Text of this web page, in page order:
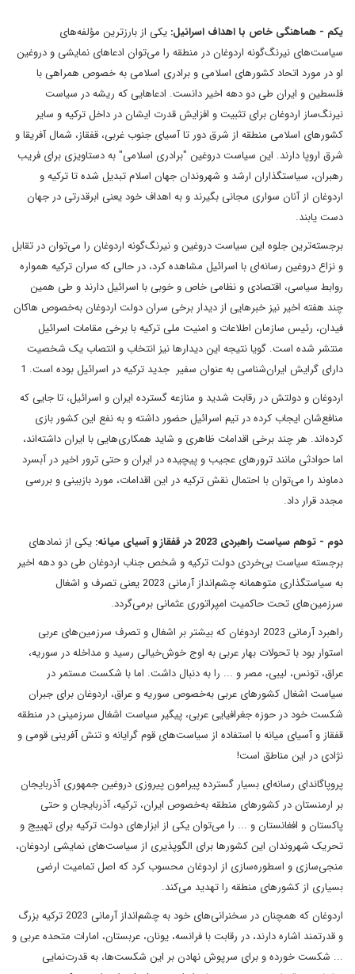
یکم - هماهنگی خاص با اهداف اسرائیل: یکی از بارزترین مؤلفه‌های
سیاست‌های نیرنگ‌گونه اردوغان در منطقه را می‌توان ادعاهای نمایشی و دروغین
او در مورد اتحاد کشورهای اسلامی و برادری اسلامی به خصوص همراهی با
فلسطین و ایران طی دو دهه اخیر دانست. ادعاهایی که ریشه در سیاست
نیرنگ‌ساز اردوغان برای تثبیت و افزایش قدرت ایشان در داخل ترکیه و سایر
کشورهای اسلامی منطقه از شرق دور تا آسیای جنوب غربی، قفقاز، شمال آفریقا و
شرق اروپا دارند. این سیاست دروغین "برادری اسلامی" به دستاویزی برای فریب
رهبران، سیاستگذاران ارشد و شهروندان جهان اسلام تبدیل شده تا ترکیه و
اردوغان از آنان سواری مجانی بگیرند و به اهداف خود یعنی ابرقدرتی در جهان
دست یابند.
برجسته‌ترین جلوه این سیاست دروغین و نیرنگ‌گونه اردوغان را می‌توان در تقابل
و نزاع دروغین رسانه‌ای با اسرائیل مشاهده کرد، در حالی که سران ترکیه همواره
روابط سیاسی، اقتصادی و نظامی خاص و خوبی با اسرائیل دارند و طی همین
چند هفته اخیر نیز خبرهایی از دیدار برخی سران دولت اردوغان به‌خصوص هاکان
فیدان، رئیس سازمان اطلاعات و امنیت ملی ترکیه با برخی مقامات اسرائیل
منتشر شده است. گویا نتیجه این دیدارها نیز انتخاب و انتصاب یک شخصیت
دارای گرایش ایران‌شناسی به عنوان سفیر جدید ترکیه در اسرائیل بوده است. 1
اردوغان و دولتش در رقابت شدید و منازعه گسترده ایران و اسرائیل، تا جایی که
منافع‌شان ایجاب کرده در تیم اسرائیل حضور داشته و به نفع این کشور بازی
کرده‌اند. هر چند برخی اقدامات ظاهری و شاید همکاری‌هایی با ایران داشته‌اند،
اما حوادثی مانند ترورهای عجیب و پیچیده در ایران و حتی ترور اخیر در آبسرد
دماوند را می‌توان با احتمال نقش ترکیه در این اقدامات، مورد بازبینی و بررسی
مجدد قرار داد.
دوم - توهم سیاست راهبردی 2023 در قفقاز و آسیای میانه:
یکی از نمادهای
برجسته سیاست بی‌خردی دولت ترکیه و شخص جناب اردوغان طی دو دهه اخیر
به سیاستگذاری متوهمانه چشم‌انداز آرمانی 2023 یعنی تصرف و اشغال
سرزمین‌های تحت حاکمیت امپراتوری عثمانی برمی‌گردد.
راهبرد آرمانی 2023 اردوغان که بیشتر بر اشغال و تصرف سرزمین‌های عربی
استوار بود با تحولات بهار عربی به اوج خوش‌خیالی رسید و مداخله در سوریه،
عراق، تونس، لیبی، مصر و ... را به دنبال داشت. اما با شکست مستمر در
سیاست اشغال کشورهای عربی به‌خصوص سوریه و عراق، اردوغان برای جبران
شکست خود در حوزه جغرافیایی عربی، پیگیر سیاست اشغال سرزمینی در منطقه
قفقاز و آسیای میانه با استفاده از سیاست‌های قوم گرایانه و تنش آفرینی قومی و
نژادی در این مناطق است!
پروپاگاندای رسانه‌ای بسیار گسترده پیرامون پیروزی دروغین جمهوری آذربایجان
بر ارمنستان در کشورهای منطقه به‌خصوص ایران، ترکیه، آذربایجان و حتی
پاکستان و افغانستان و ... را می‌توان یکی از ابزارهای دولت ترکیه برای تهییج و
تحریک شهروندان این کشورها برای الگوپذیری از سیاست‌های نمایشی اردوغان،
منجی‌سازی و اسطوره‌سازی از اردوغان محسوب کرد که اصل تمامیت ارضی
بسیاری از کشورهای منطقه را تهدید می‌کند.
اردوغان که همچنان در سخنرانی‌های خود به چشم‌انداز آرمانی 2023 ترکیه بزرگ
و قدرتمند اشاره دارند، در رقابت با فرانسه، یونان، عربستان، امارات متحده عربی و
... شکست خورده و برای سرپوش نهادن بر این شکست‌ها، به قدرت‌نمایی